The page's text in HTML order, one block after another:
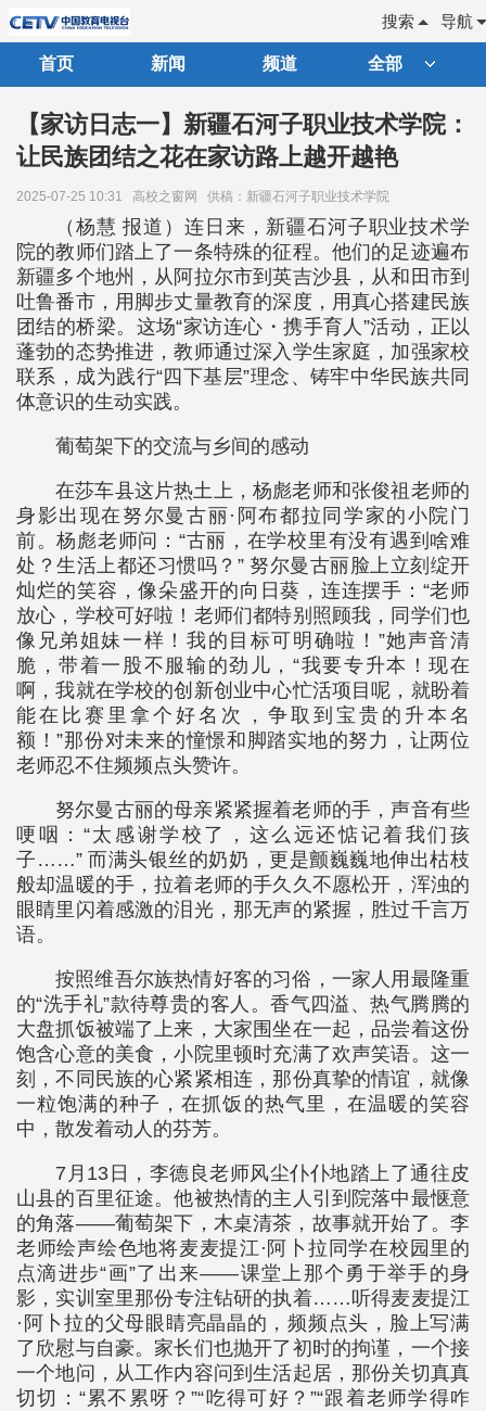
导航
搜索
首页 新闻 频道 全部
【家访日志一】新疆石河子职业技术学院：
让民族团结之花在家访路上越开越艳
2025-07-25 10:31 高校之窗网 供稿：新疆石河子职业技术学院
（杨慧 报道）连日来，新疆石河子职业技术学
院的教师们踏上了一条特殊的征程。他们的足迹遍布
新疆多个地州，从阿拉尔市到英吉沙县，从和田市到
吐鲁番市，用脚步丈量教育的深度，用真心搭建民族
团结的桥梁。这场“家访连心・携手育人”活动，正以
蓬勃的态势推进，教师通过深入学生家庭，加强家校
联系，成为践行“四下基层”理念、铸牢中华民族共同
体意识的生动实践。
葡萄架下的交流与乡间的感动
在莎车县这片热土上，杨彪老师和张俊祖老师的
身影出现在努尔曼古丽·阿布都拉同学家的小院门
前。杨彪老师问：“古丽，在学校里有没有遇到啥难
处？生活上都还习惯吗？” 努尔曼古丽脸上立刻绽开
灿烂的笑容，像朵盛开的向日葵，连连摆手：“老师
放心，学校可好啦！老师们都特别照顾我，同学们也
像兄弟姐妹一样！我的目标可明确啦！”她声音清
脆，带着一股不服输的劲儿，“我要专升本！现在
啊，我就在学校的创新创业中心忙活项目呢，就盼着
能在比赛里拿个好名次，争取到宝贵的升本名
额！”那份对未来的憧憬和脚踏实地的努力，让两位
老师忍不住频频点头赞许。
努尔曼古丽的母亲紧紧握着老师的手，声音有些
哽咽：“太感谢学校了，这么远还惦记着我们孩
子……” 而满头银丝的奶奶，更是颤巍巍地伸出枯枝
般却温暖的手，拉着老师的手久久不愿松开，浑浊的
眼睛里闪着感激的泪光，那无声的紧握，胜过千言万
语。
按照维吾尔族热情好客的习俗，一家人用最隆重
的“洗手礼”款待尊贵的客人。香气四溢、热气腾腾的
大盘抓饭被端了上来，大家围坐在一起，品尝着这份
饱含心意的美食，小院里顿时充满了欢声笑语。这一
刻，不同民族的心紧紧相连，那份真挚的情谊，就像
一粒饱满的种子，在抓饭的热气里，在温暖的笑容
中，散发着动人的芬芳。
7月13日，李德良老师风尘仆仆地踏上了通往皮
山县的百里征途。他被热情的主人引到院落中最惬意
的角落——葡萄架下，木桌清茶，故事就开始了。李
老师绘声绘色地将麦麦提江·阿卜拉同学在校园里的
点滴进步“画”了出来——课堂上那个勇于举手的身
影，实训室里那份专注钻研的执着……听得麦麦提江
·阿卜拉的父母眼睛亮晶晶的，频频点头，脸上写满
了欣慰与自豪。家长们也抛开了初时的拘谨，一个接
一个地问，从工作内容问到生活起居，那份关切真真
切切：“累不累呀？”“吃得可好？”“跟着老师学得咋